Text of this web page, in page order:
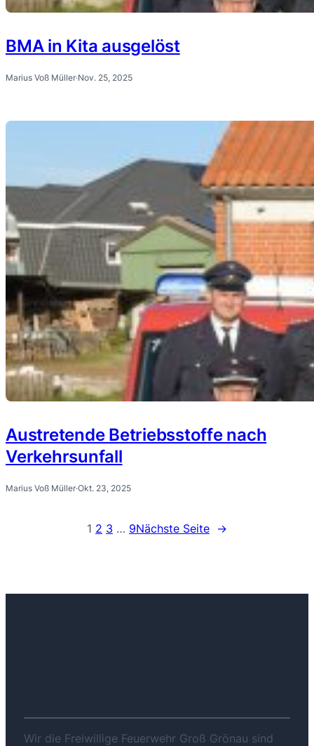
BMA in Kita ausgelöst
Marius Voß Müller·Nov. 25, 2025
Austretende Betriebsstoffe nach
Verkehrsunfall
Marius Voß Müller·Okt. 23, 2025
1 2 3 … 9Nächste Seite →
Wir die Freiwillige Feuerwehr Groß Grönau sind